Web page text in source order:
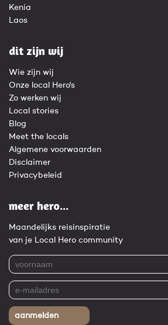
Kenia
Laos
dit zijn wij
Wie zijn wij
Onze local Hero's
Zo werken wij
Local stories
Blog
Meet the locals
Algemene voorwaarden
Disclaimer
Privacybeleid
meer hero...
Maandelijks reisinspiratie
van je Local Hero community
aanmelden